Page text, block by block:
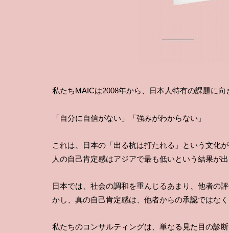
私たちMAICは2008年から、日本人特有の課題に向
「自分に自信がない」「強みがわからない」
これは、日本の「出る杭は打たれる」という文化
人の自己肯定感はアジアで最も低いという結果が出
日本では、社会の調和を重んじるあまり、他者の
かし、真の自己肯定感は、他者からの承認ではな
私たちのコンサルティングは、単なる見た目の診断